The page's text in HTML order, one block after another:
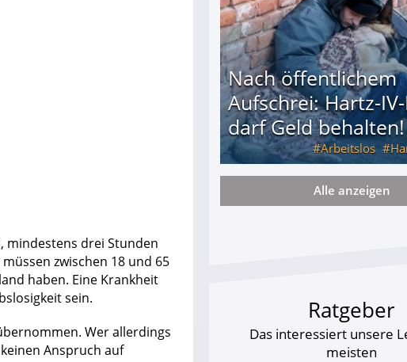
mindestens drei Stunden
zwischen 18 und 65
haben. Eine Krankheit
sein.
Wer allerdings
Anspruch auf
Nach öffentlichem
Aufschrei: Hartz-
darf Geld behalten!
Arbeitslos
Aufschrei: Hartz-IV-Bettler darf Geld behalten!
Alle anzeigen
Ratgeber
Das interessiert unsere
meisten